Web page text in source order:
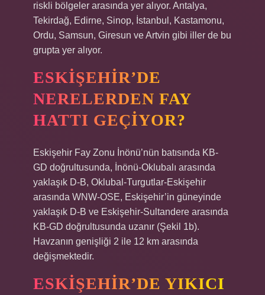
riskli bölgeler arasında yer alıyor. Antalya,
Tekirdağ, Edirne, Sinop, İstanbul, Kastamonu,
Ordu, Samsun, Giresun ve Artvin gibi iller de bu
grupta yer alıyor.
ESKIŞEHIR’DE
NERELERDEN FAY
HATTI GEÇIYOR?
Eskişehir Fay Zonu İnönü’nün batısında KB-
GD doğrultusunda, İnönü-Oklubalı arasında
yaklaşık D-B, Oklubal-Turgutlar-Eskişehir
arasında WNW-OSE, Eskişehir’in güneyinde
yaklaşık D-B ve Eskişehir-Sultandere arasında
KB-GD doğrultusunda uzanır (Şekil 1b).
Havzanın genişliği 2 ile 12 km arasında
değişmektedir.
ESKIŞEHIR’DE YIKICI